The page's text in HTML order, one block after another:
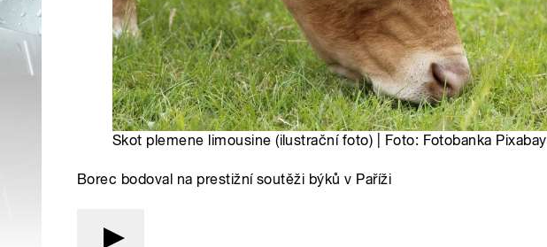
Skot plemene limousine (ilustrační foto) | Foto: Fotobanka Pixabay
Borec bodoval na prestižní soutěži býků v Paříži